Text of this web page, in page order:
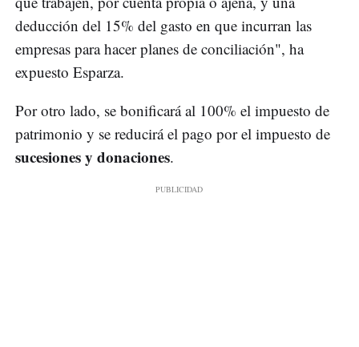
deducción del 15% del gasto en que incurran las
empresas para hacer planes de conciliación", ha
expuesto Esparza.
Por otro lado, se bonificará al 100% el impuesto de
patrimonio y se reducirá el pago por el impuesto de
sucesiones y donaciones.